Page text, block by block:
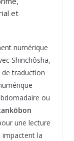
et
numérique
Shinchôsha,
de traduction
ou
une lecture
impactent la